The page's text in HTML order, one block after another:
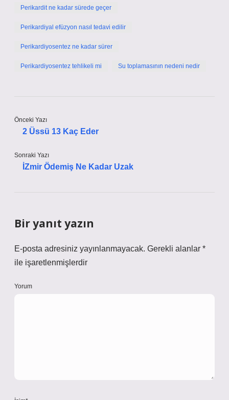
Perikardit ne kadar sürede geçer
Perikardiyal efüzyon nasıl tedavi edilir
Perikardiyosentez ne kadar sürer
Perikardiyosentez tehlikeli mi Su toplamasının nedeni nedir
Önceki Yazı
2 Üssü 13 Kaç Eder
Sonraki Yazı
İZmir Ödemiş Ne Kadar Uzak
Bir yanıt yazın
E-posta adresiniz yayınlanmayacak. Gerekli alanlar *
ile işaretlenmişlerdir
Yorum